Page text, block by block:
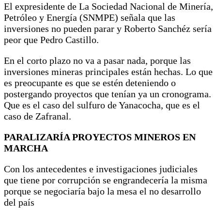
El expresidente de La Sociedad Nacional de Minería,
Petróleo y Energía (SNMPE) señala que las
inversiones no pueden parar y Roberto Sanchéz sería
peor que Pedro Castillo.
En el corto plazo no va a pasar nada, porque las
inversiones mineras principales están hechas. Lo que
es preocupante es que se estén deteniendo o
postergando proyectos que tenían ya un cronograma.
Que es el caso del sulfuro de Yanacocha, que es el
caso de Zafranal.
PARALIZARÍA PROYECTOS MINEROS EN
MARCHA
Con los antecedentes e investigaciones judiciales
que tiene por corrupción se engrandecería la misma
porque se negociaría bajo la mesa el no desarrollo
del país